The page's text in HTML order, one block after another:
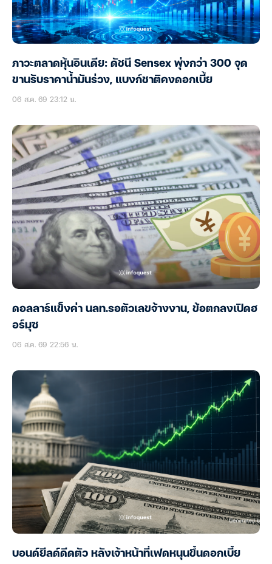
ภาวะตลาดหุ้นอินเดีย: ดัชนี Sensex พุ่งกว่า 300 จุด
ขานรับราคาน้ำมันร่วง, แบงก์ชาติคงดอกเบี้ย
06 ส.ค. 69 23:12 น.
ดอลลาร์แข็งค่า นลท.รอตัวเลขจ้างงาน, ข้อตกลงเปิดฮ
อร์มุซ
06 ส.ค. 69 22:56 น.
บอนด์ยีลด์ดีดตัว หลังเจ้าหน้าที่เฟดหนุนขึ้นดอกเบี้ย